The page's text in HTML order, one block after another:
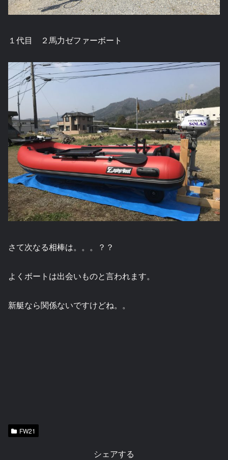
１代目 ２馬力ゼファーボート
さて次なる相棒は。。。？？
よくボートは出会いものと言われます。
新艇なら関係ないですけどね。。
FW21
シェアする